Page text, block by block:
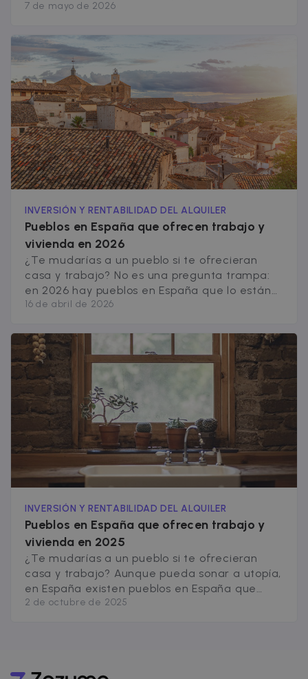
hay otra cara de la moneda que rara vez se
puntualmente, cuidan su vivienda y son
responsables con sus obligaciones. Hasta
ahora no existía ningún [&hellip;]
7 de mayo de 2026
INVERSIÓN Y RENTABILIDAD DEL ALQUILER
Pueblos en España que ofrecen trabajo y
vivienda en 2026
¿Te mudarías a un pueblo si te ofrecieran
casa y trabajo? No es una pregunta trampa:
en 2026 hay pueblos en España que lo están
haciendo de verdad. Y tiene sentido, porque
Despoblación” del Ministerio para la Transición
Ecológica (MITECO), el 80,2% de los municipios
españoles lleva perdiendo población desde
[&hellip;]
16 de abril de 2026
INVERSIÓN Y RENTABILIDAD DEL ALQUILER
Pueblos en España que ofrecen trabajo y
vivienda en 2025
¿Te mudarías a un pueblo si te ofrecieran
casa y trabajo? Aunque pueda sonar a utopía,
en España existen pueblos en España que
ofrecen trabajo y vivienda, con opciones de
2 de octubre de 2025
_fbp
bidding from
third party